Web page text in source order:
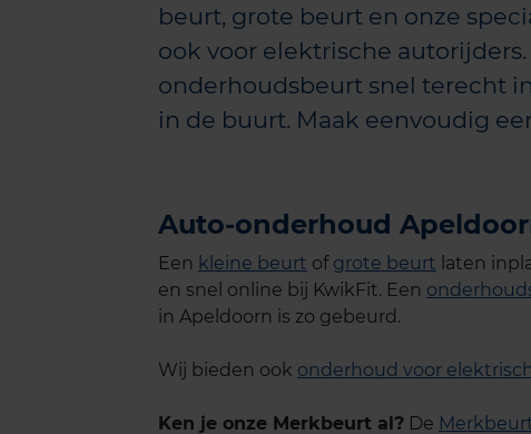
beurt, grote beurt en onze
ook voor elektrische
onderhoudsbeurt snel terecht
in de buurt. Maak eenvoudig
Auto-onderhoud
Een kleine beurt of grote beurt laten
en snel online bij KwikFit. Een
in Apeldoorn is zo gebeurd.
Wij bieden ook onderhoud voor
Ken je onze Merkbeurt al? De